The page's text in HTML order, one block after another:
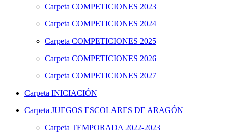
Carpeta COMPETICIONES 2023
Carpeta COMPETICIONES 2024
Carpeta COMPETICIONES 2025
Carpeta COMPETICIONES 2026
Carpeta COMPETICIONES 2027
Carpeta INICIACIÓN
Carpeta JUEGOS ESCOLARES DE ARAGÓN
Carpeta TEMPORADA 2022-2023